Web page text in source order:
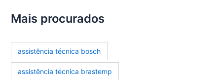
Mais procurados
assistência técnica bosch
assistência técnica brastemp